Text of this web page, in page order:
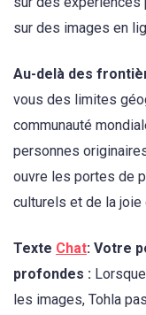
sur des images en
Au-delà des
vous des limites
communauté
personnes
ouvre les portes de
culturels et de la joie
Texte Chat: Votre
profondes :
les images, Tohla